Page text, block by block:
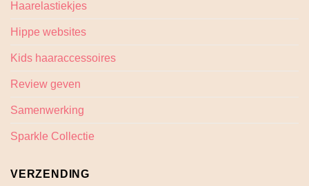
Haarelastiekjes
Hippe websites
Kids haaraccessoires
Review geven
Samenwerking
Sparkle Collectie
VERZENDING